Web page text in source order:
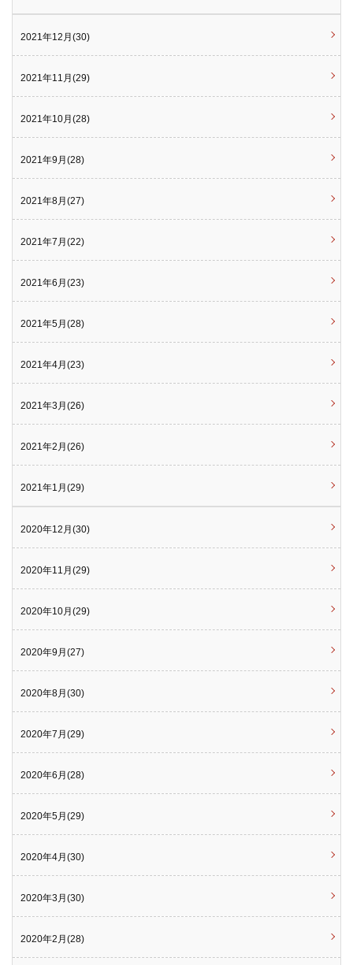
2021年12月(30)
2021年11月(29)
2021年10月(28)
2021年9月(28)
2021年8月(27)
2021年7月(22)
2021年6月(23)
2021年5月(28)
2021年4月(23)
2021年3月(26)
2021年2月(26)
2021年1月(29)
2020年12月(30)
2020年11月(29)
2020年10月(29)
2020年9月(27)
2020年8月(30)
2020年7月(29)
2020年6月(28)
2020年5月(29)
2020年4月(30)
2020年3月(30)
2020年2月(28)